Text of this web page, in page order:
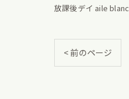
放課後デイ aile blanc
< 前のページ